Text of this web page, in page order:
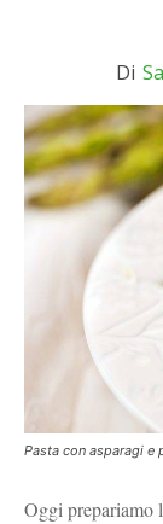
Di
Pasta con asparagi e
Oggi prepariamo